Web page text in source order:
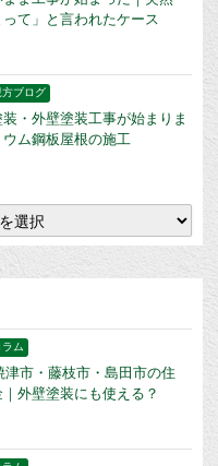
って」と言われたケース
方ブログ
・外壁塗装工事が始まりま
ム鋼板屋根の施工
ラム
津市・藤枝市・島田市の住
外壁塗装にも使える？